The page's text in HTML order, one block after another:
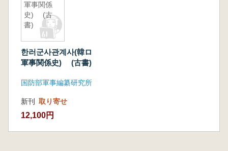
軍事関係
史) (古
書)
한러군사관계사(韓ロ
軍事関係史) (古書)
国防部軍事編纂研究所
新刊 取り寄せ
12,100円